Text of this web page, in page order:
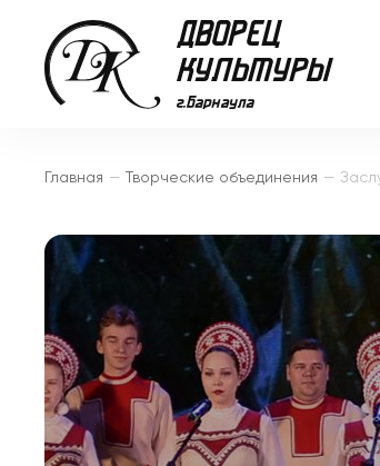
Главная — Творческие объединения —